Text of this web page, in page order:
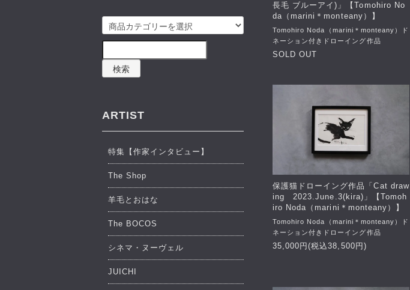
長毛 ブルーアイ)」【Tomohiro No
da（marini＊monteany）】
Tomohiro Noda（marini＊monteany）ド
ネーション付きドローイング作品
SOLD OUT
保護猫ドローイング作品「Cat draw
ing 2023.June.3(kira)」【Tomoh
iro Noda（marini＊monteany）】
Tomohiro Noda（marini＊monteany）ド
ネーション付きドローイング作品
35,000円(税込38,500円)
検索
ARTIST
特集【作家インタビュー】
The Shop
羊毛とおはな
The BOCOS
シネマ・ヌーヴェル
JUICHI